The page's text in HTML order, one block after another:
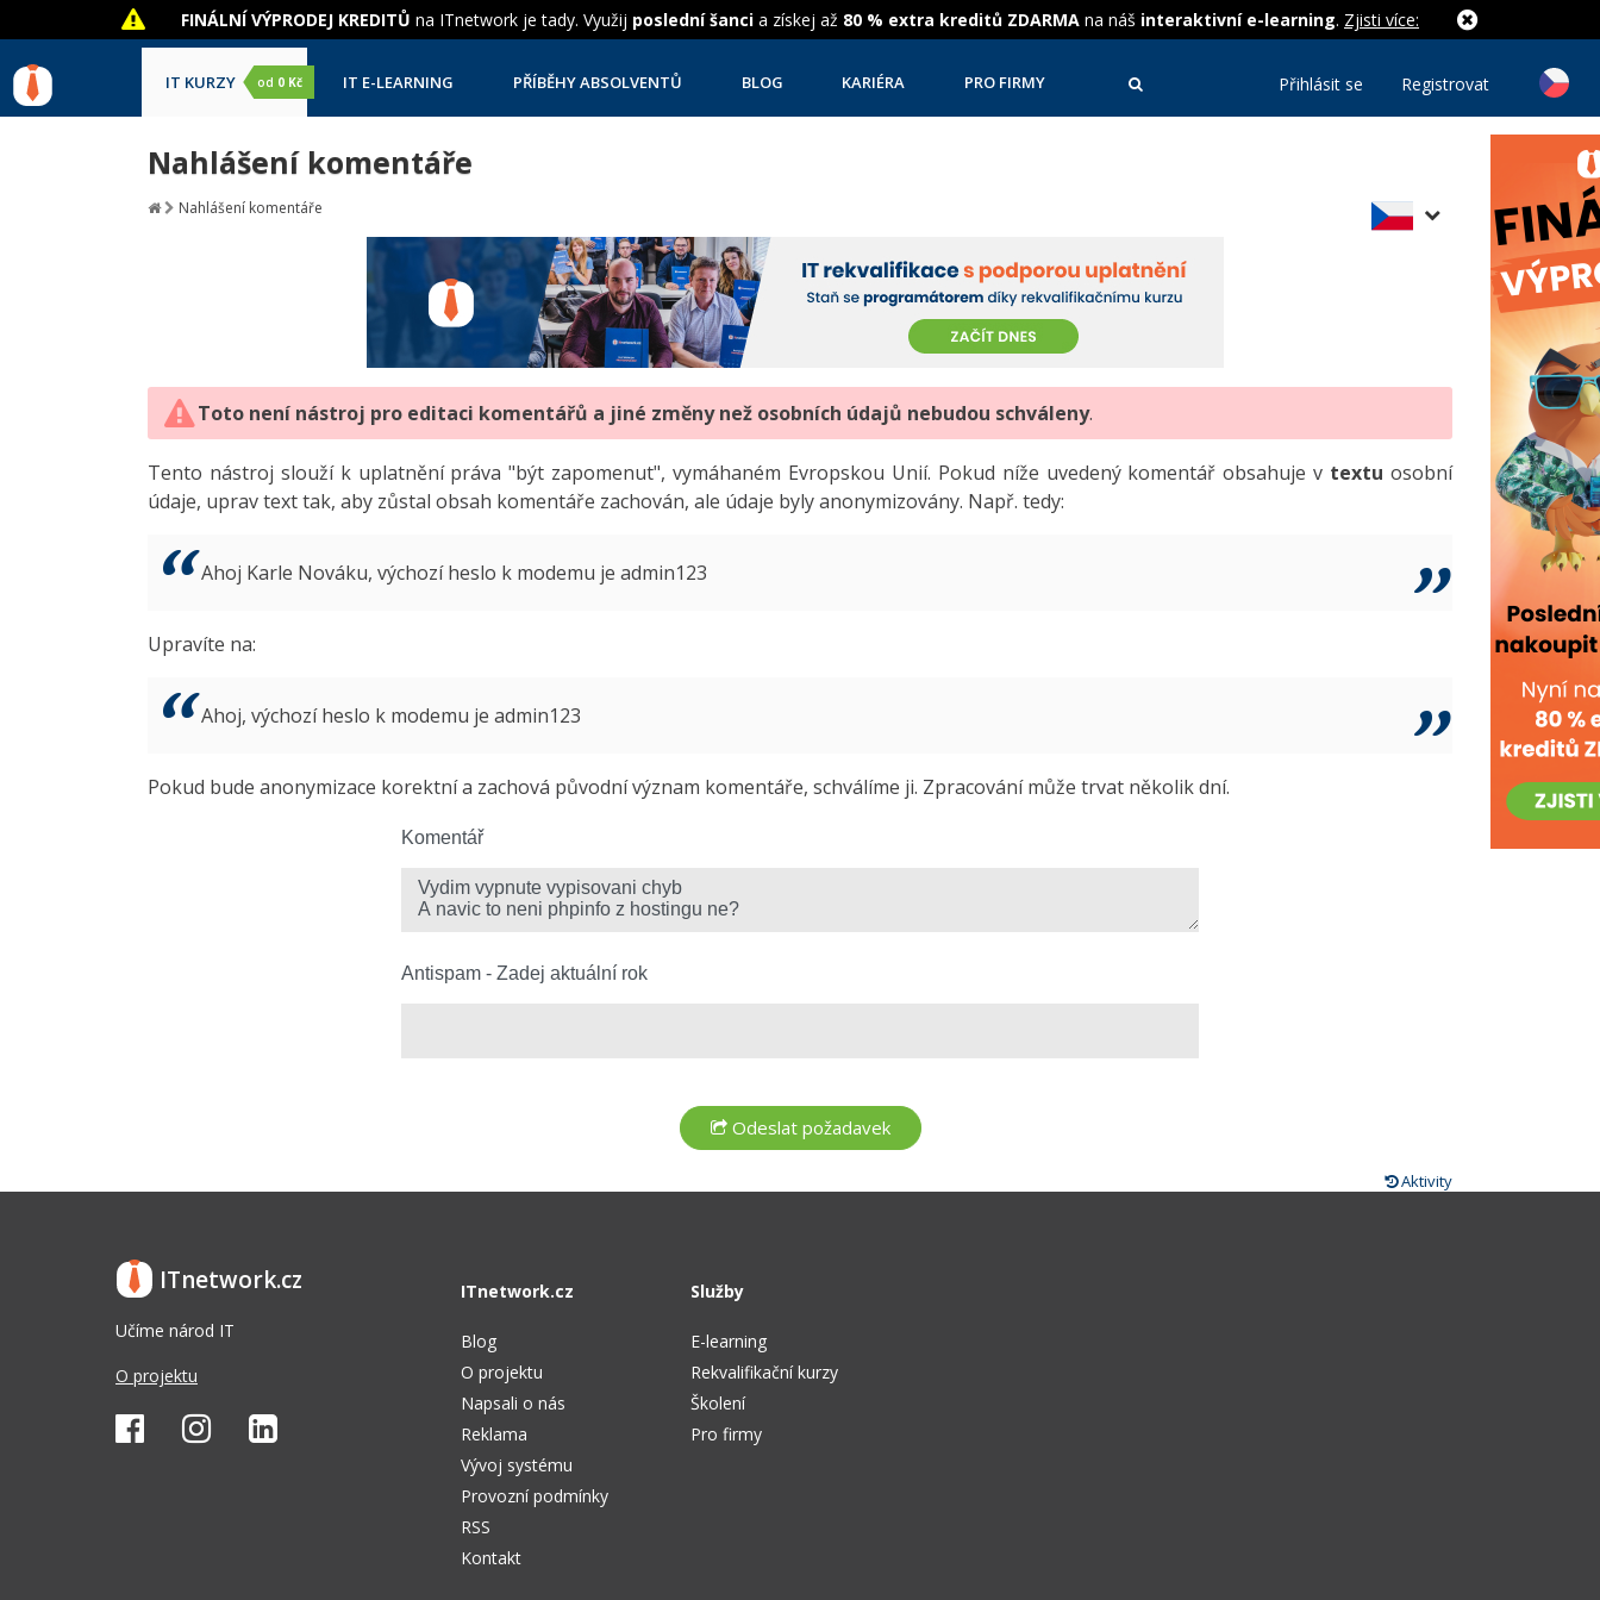
FINÁLNÍ VÝPRODEJ KREDITŮ na ITnetwork je tady. Využij poslední šanci a získej až 80 % extra kreditů ZDARMA na náš interaktivní e-learning. Zjisti více:
IT KURZY od 0 Kč IT E-LEARNING PŘÍBĚHY ABSOLVENTŮ BLOG KARIÉRA PRO FIRMY Přihlásit se Registrovat
Nahlášení komentáře
Nahlášení komentáře
Toto není nástroj pro editaci komentářů a jiné změny než osobních údajů nebudou schváleny.
Tento nástroj slouží k uplatnění práva "být zapomenut", vymáhaném Evropskou Unií. Pokud níže uvedený komentář obsahuje v textu osobní
údaje, uprav text tak, aby zůstal obsah komentáře zachován, ale údaje byly anonymizovány. Např. tedy:
Ahoj Karle Nováku, výchozí heslo k modemu je admin123
Upravíte na:
Ahoj, výchozí heslo k modemu je admin123
Pokud bude anonymizace korektní a zachová původní význam komentáře, schválíme ji. Zpracování může trvat několik dní.
Komentář
Antispam - Zadej aktuální rok
Aktivity
ITnetwork.cz
Učíme národ IT
O projektu
ITnetwork.cz
Blog
O projektu
Napsali o nás
Reklama
Vývoj systému
Provozní podmínky
RSS
Kontakt
Služby
E-learning
Rekvalifikační kurzy
Školení
Pro firmy